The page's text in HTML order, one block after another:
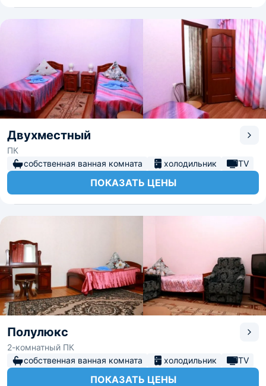
Двухместный
ПК
собственная ванная комната
холодильник TV
ПОКАЗАТЬ ЦЕНЫ
Полулюкс
2-комнатный ПК
собственная ванная комната
холодильник TV
ПОКАЗАТЬ ЦЕНЫ